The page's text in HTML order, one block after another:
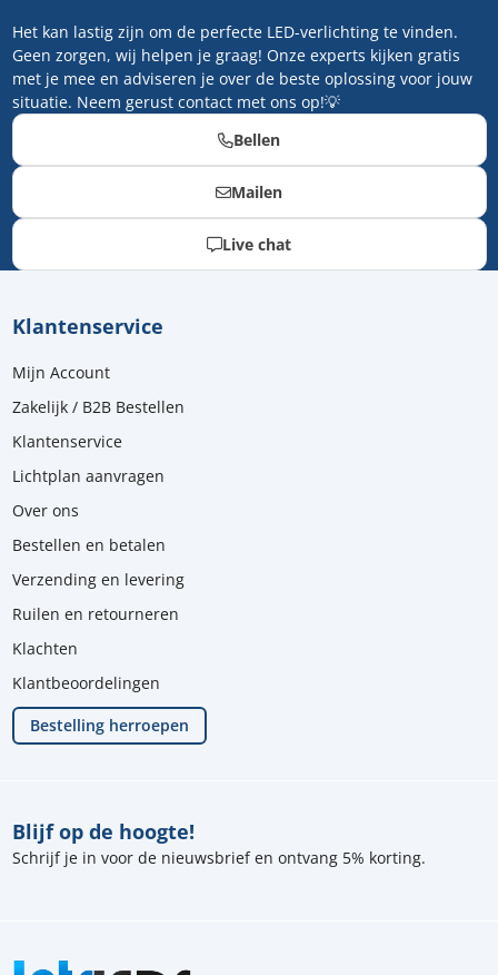
Het kan lastig zijn om de perfecte LED-verlichting te vinden.
Geen zorgen, wij helpen je graag! Onze experts kijken gratis
met je mee en adviseren je over de beste oplossing voor jouw
situatie. Neem gerust contact met ons op!💡
Bellen
Mailen
Live chat
Blijf op de hoogte!
Schrijf je in voor de nieuwsbrief en ontvang 5% korting.
Klantenservice
Mijn Account
Zakelijk / B2B Bestellen
Klantenservice
Lichtplan aanvragen
Over ons
Bestellen en betalen
Verzending en levering
Ruilen en retourneren
Klachten
Klantbeoordelingen
Bestelling herroepen